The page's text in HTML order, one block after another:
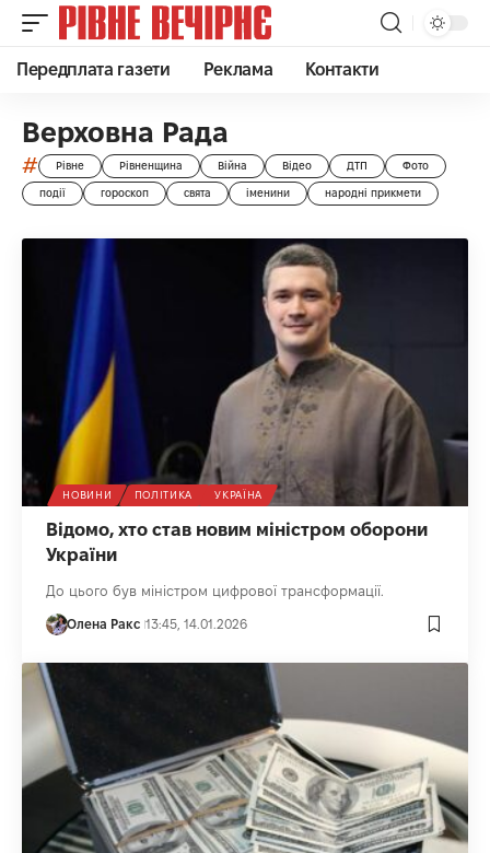
Передплата газети Реклама Контакти
Верховна Рада
# Рівне Рівненщина Війна Відео ДТП Фото
події гороскоп свята іменини народні прикмети
НОВИНИ ПОЛІТИКА УКРАЇНА
Відомо, хто став новим міністром оборони
України
До цього був міністром цифрової трансформації.
Олена Ракс 13:45, 14.01.2026